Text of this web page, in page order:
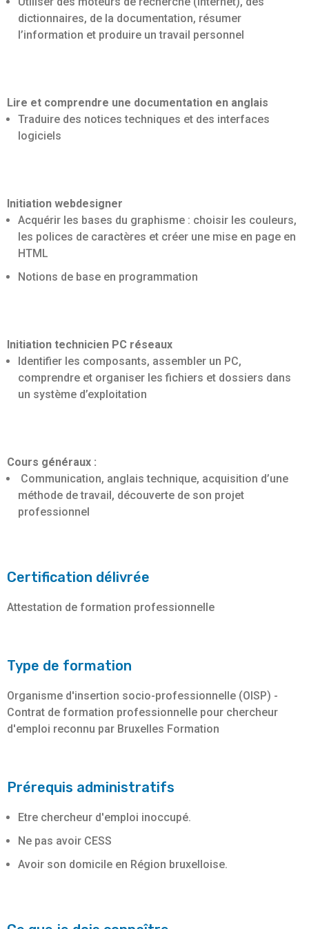
dictionnaires, de la documentation, résumer
l’information et produire un travail personnel
Lire et comprendre une documentation en anglais
Traduire des notices techniques et des interfaces
logiciels
Initiation webdesigner
Acquérir les bases du graphisme : choisir les couleurs,
les polices de caractères et créer une mise en page en
HTML
Notions de base en programmation
Initiation technicien PC réseaux
Identifier les composants, assembler un PC,
comprendre et organiser les fichiers et dossiers dans
un système d’exploitation
Cours généraux :
Communication, anglais technique, acquisition d’une
méthode de travail, découverte de son projet
professionnel
Certification délivrée
Attestation de formation professionnelle
Type de formation
Organisme d'insertion socio-professionnelle (OISP) -
Contrat de formation professionnelle pour chercheur
d'emploi reconnu par Bruxelles Formation
Prérequis administratifs
Etre chercheur d'emploi inoccupé.
Ne pas avoir CESS
Avoir son domicile en Région bruxelloise.